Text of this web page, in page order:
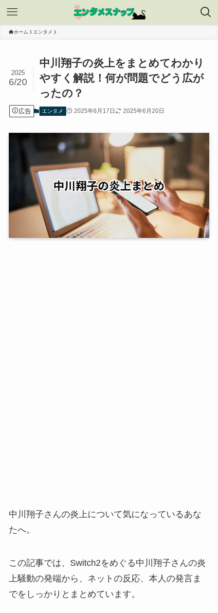
ホーム エンタメ
中川翔子の炎上をまとめてわかり
やすく解説！何が問題でどう広が
ったの？
2025
6/20
広告 エンタメ 2025年6月17日 2025年6月20日
中川翔子さんの炎上について気になっているあな
たへ。
この記事では、Switch2をめぐる中川翔子さんの炎
上騒動の発端から、ネットの反応、本人の発言ま
でをしっかりとまとめています。